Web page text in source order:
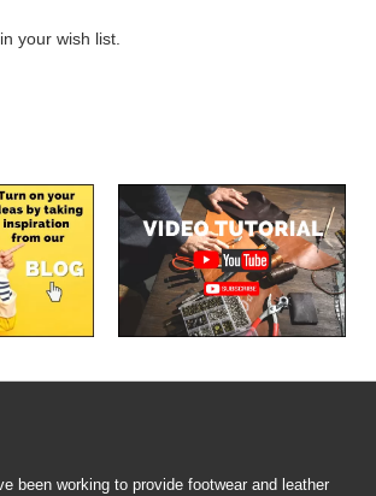
your wish list.
been working to provide footwear and leather